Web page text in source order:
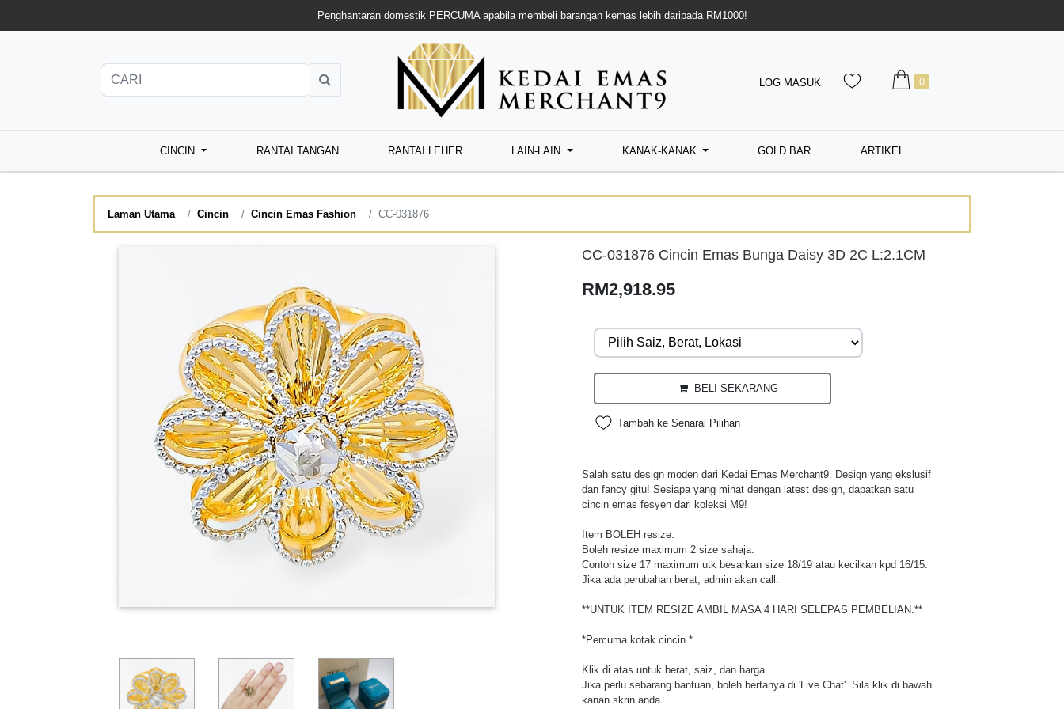
Penghantaran domestik PERCUMA apabila membeli barangan kemas lebih daripada RM1000!
LOG MASUK 0
CINCIN RANTAI TANGAN RANTAI LEHER LAIN-LAIN KANAK-KANAK GOLD BAR ARTIKEL
Laman Utama Cincin Cincin Emas Fashion CC-031876
CC-031876 Cincin Emas Bunga Daisy 3D 2C L:2.1CM
RM2,918.95
BELI SEKARANG
Tambah ke Senarai Pilihan
Salah satu design moden dari Kedai Emas Merchant9. Design yang ekslusif
dan fancy gitu! Sesiapa yang minat dengan latest design, dapatkan satu
cincin emas fesyen dari koleksi M9!
Item BOLEH resize.
Boleh resize maximum 2 size sahaja.
Contoh size 17 maximum utk besarkan size 18/19 atau kecilkan kpd 16/15.
Jika ada perubahan berat, admin akan call.
**UNTUK ITEM RESIZE AMBIL MASA 4 HARI SELEPAS PEMBELIAN.**
*Percuma kotak cincin.*
Klik di atas untuk berat, saiz, dan harga.
Jika perlu sebarang bantuan, boleh bertanya di 'Live Chat'. Sila klik di bawah
kanan skrin anda.